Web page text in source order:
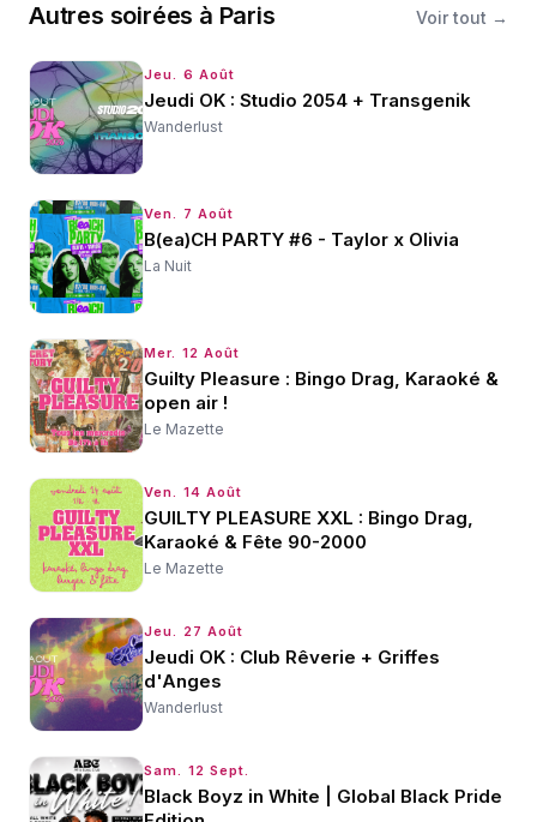
Autres soirées à Paris Voir tout →
Jeu. 6 Août
Jeudi OK : Studio 2054 + Transgenik
Wanderlust
Ven. 7 Août
B(ea)CH PARTY #6 - Taylor x Olivia
La Nuit
Mer. 12 Août
Guilty Pleasure : Bingo Drag, Karaoké &
open air !
Le Mazette
Ven. 14 Août
GUILTY PLEASURE XXL : Bingo Drag,
Karaoké & Fête 90-2000
Le Mazette
Jeu. 27 Août
Jeudi OK : Club Rêverie + Griffes
d'Anges
Wanderlust
Sam. 12 Sept.
Black Boyz in White | Global Black Pride